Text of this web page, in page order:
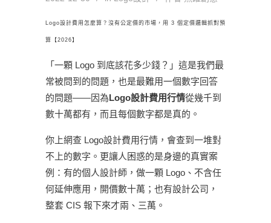
Logo設計費用怎麼算？沒有公定價的市場，用 3 個定價邏輯抓對預
算【2026】
「一顆 Logo 到底該花多少錢？」這是我們最
常被問到的問題，也是最難用一個數字回答
的問題——因為Logo設計費用行情從幾千到
數十萬都有，而且每個數字都是真的。
你上網查 Logo設計費用行情，會查到一堆對
不上的數字。更讓人困惑的是身邊的真實案
例：有的個人設計師，做一顆 Logo、不含任
何延伸應用，開價數十萬；也有設計公司，
整套 CIS 報下來才兩、三萬。